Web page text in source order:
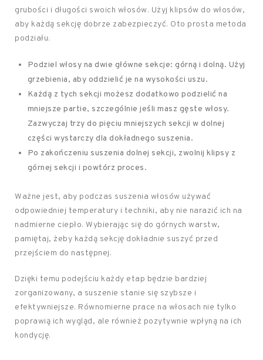
grubości i długości swoich włosów. Użyj klipsów do włosów,
aby każdą sekcję dobrze zabezpieczyć. Oto prosta metoda
podziału:
Podziel włosy na dwie główne sekcje: górną i dolną. Użyj
grzebienia, aby oddzielić je na wysokości uszu.
Każdą z tych sekcji możesz dodatkowo podzielić na
mniejsze partie, szczególnie jeśli masz gęste włosy.
Zazwyczaj trzy do pięciu mniejszych sekcji w dolnej
części wystarczy dla dokładnego suszenia.
Po zakończeniu suszenia dolnej sekcji, zwolnij klipsy z
górnej sekcji i powtórz proces.
Ważne jest, aby podczas suszenia włosów używać
odpowiedniej temperatury i techniki, aby nie narazić ich na
nadmierne ciepło. Wybierając się do górnych warstw,
pamiętaj, żeby każdą sekcję dokładnie suszyć przed
przejściem do następnej.
Dzięki temu podejściu każdy etap będzie bardziej
zorganizowany, a suszenie stanie się szybsze i
efektywniejsze. Równomierne prace na włosach nie tylko
poprawią ich wygląd, ale również pozytywnie wpłyną na ich
kondycję.